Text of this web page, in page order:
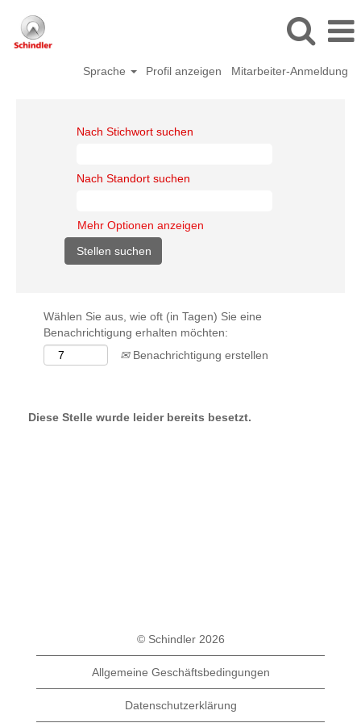
Sprache Profil anzeigen Mitarbeiter-Anmeldung
Nach Stichwort suchen
Nach Standort suchen
Mehr Optionen anzeigen
Wählen Sie aus, wie oft (in Tagen) Sie eine
Benachrichtigung erhalten möchten:
Benachrichtigung erstellen
Diese Stelle wurde leider bereits besetzt.
© Schindler 2026
Allgemeine Geschäftsbedingungen
Datenschutzerklärung